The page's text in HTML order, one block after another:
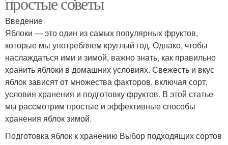
Введение
Яблоки — это один из самых популярных фруктов,
которые мы употребляем круглый год. Однако, чтобы
наслаждаться ими и зимой, важно знать, как правильно
хранить яблоки в домашних условиях. Свежесть и вкус
яблок зависят от множества факторов, включая сорт,
условия хранения и подготовку фруктов. В этой статье
мы рассмотрим простые и эффективные способы
хранения яблок зимой.
Подготовка яблок к хранению Выбор подходящих сортов